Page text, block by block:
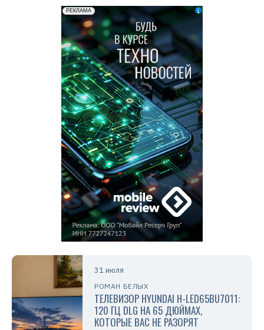
31 июля
РОМАН БЕЛЫХ
ТЕЛЕВИЗОР HYUNDAI H-LED65BU7011:
120 ГЦ DLG НА 65 ДЮЙМАХ,
КОТОРЫЕ ВАС НЕ РАЗОРЯТ